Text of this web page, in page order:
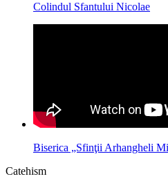
Colindul Sfantului Nicolae
Biserica „Sfinţii Arhangheli
Catehism